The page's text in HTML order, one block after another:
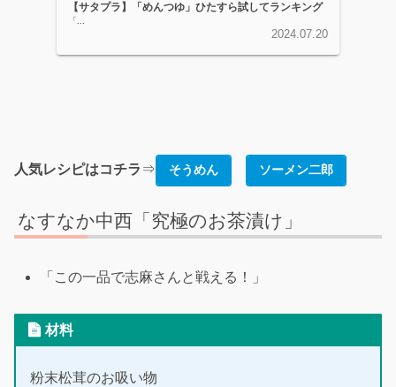
【サタプラ】「めんつゆ」ひたすら試してランキング
「...
2024.07.20
人気レシピはコチラ ⇒ そうめん ソーメン二郎
なすなか中西「究極のお茶漬け」
「この一品で志麻さんと戦える！」
材料
粉末松茸のお吸い物